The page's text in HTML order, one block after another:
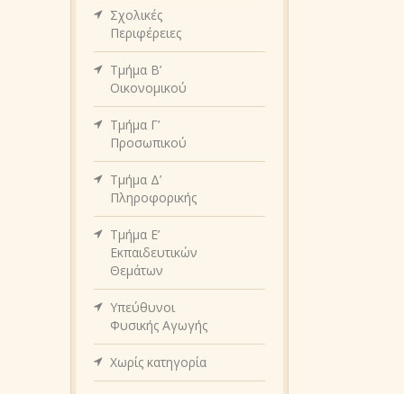
Σχολικές
Περιφέρειες
Τμήμα Β’
Οικονομικού
Τμήμα Γ’
Προσωπικού
Τμήμα Δ’
Πληροφορικής
Τμήμα Ε’
Εκπαιδευτικών
Θεμάτων
Υπεύθυνοι
Φυσικής Αγωγής
Χωρίς κατηγορία